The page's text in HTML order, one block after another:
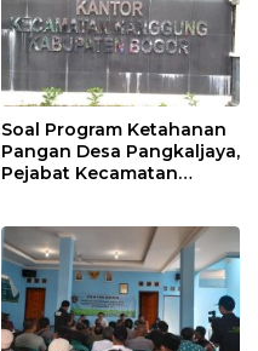
Soal Program Ketahanan
Pangan Desa Pangkaljaya,
Pejabat Kecamatan